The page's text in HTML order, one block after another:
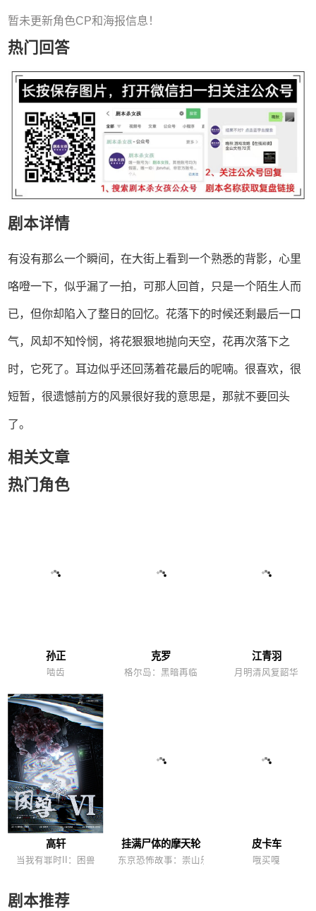
暂未更新角色CP和海报信息！
热门回答
剧本详情
有没有那么一个瞬间，在大街上看到一个熟悉的背影，心里
咯噔一下，似乎漏了一拍，可那人回首，只是一个陌生人而
已，但你却陷入了整日的回忆。花落下的时候还剩最后一口
气，风却不知怜悯，将花狠狠地抛向天空，花再次落下之
时，它死了。耳边似乎还回荡着花最后的呢喃。很喜欢，很
短暂，很遗憾前方的风景很好我的意思是，那就不要回头
了。
相关文章
热门角色
孙正
啮齿
克罗
格尔岛：黑暗再临
江青羽
月明清风复韶华
高轩
当我有罪时II：困兽
挂满尸体的摩天轮
东京恐怖故事：崇山乐园
皮卡车
哦买嘎
剧本推荐